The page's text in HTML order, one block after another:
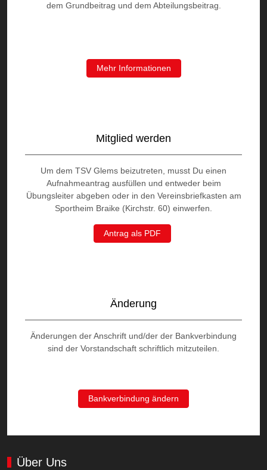
dem Grundbeitrag und dem Abteilungsbeitrag.
Mehr Informationen
Mitglied werden
Um dem TSV Glems beizutreten, musst Du einen
Aufnahmeantrag ausfüllen und entweder beim
Übungsleiter abgeben oder in den Vereinsbriefkasten am
Sportheim Braike (Kirchstr. 60) einwerfen.
Antrag als PDF
Änderung
Änderungen der Anschrift und/der der Bankverbindung
sind der Vorstandschaft schriftlich mitzuteilen.
Bankverbindung ändern
Über Uns